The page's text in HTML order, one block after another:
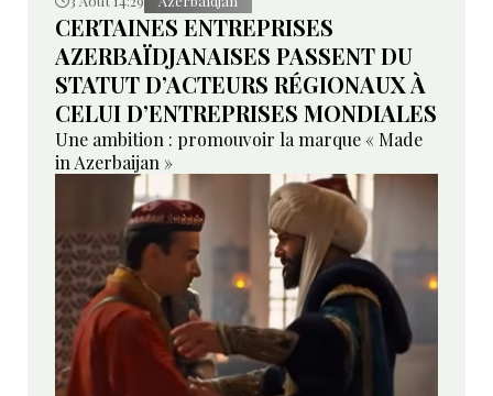
CERTAINES ENTREPRISES
AZERBAÏDJANAISES PASSENT DU
STATUT D’ACTEURS RÉGIONAUX À
CELUI D’ENTREPRISES MONDIALES
Une ambition : promouvoir la marque « Made
in Azerbaijan »